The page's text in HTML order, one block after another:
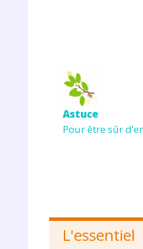
Astuce
Pour être sûr
L'essentiel